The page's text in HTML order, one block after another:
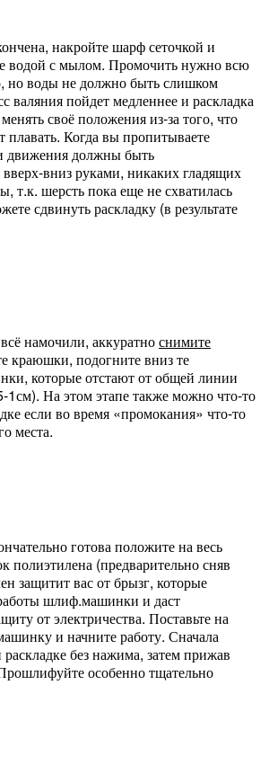
накройте шарф сеточкой и
водой с мылом. Промочить нужно всю
но воды не должно быть слишком
валяния пойдет медленнее и раскладка
своё положения из-за того, что
плавать. Когда вы пропитываете
движения должны быть
вниз руками, никаких гладящих
т.к. шерсть пока еще не схватилась
сдвинуть раскладку (в результате
намочили, аккуратноснимите
краюшки, подогните вниз те
которые отстают от общей линии
1см). На этом этапе также можно что-то
если во время «промокания» что-то
места.
готова положите на весь
полиэтилена (предварительно сняв
защитит вас от брызг, которые
шлиф.машинки и даст
от электричества. Поставьте на
и начните работу. Сначала
без нажима, затем прижав
особенно тщательно